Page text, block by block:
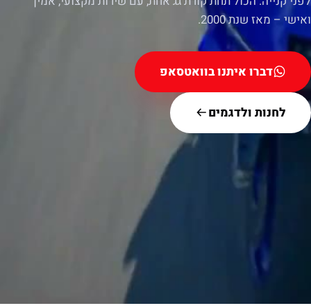
ואישי – מאז שנת 2000.
דברו איתנו בוואטסאפ
לחנות ולדגמים